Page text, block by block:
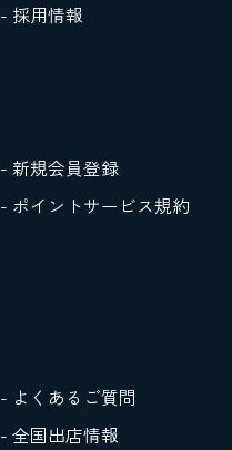
- 採用情報
- 新規会員登録
- ポイントサービス規約
- よくあるご質問
- 全国出店情報